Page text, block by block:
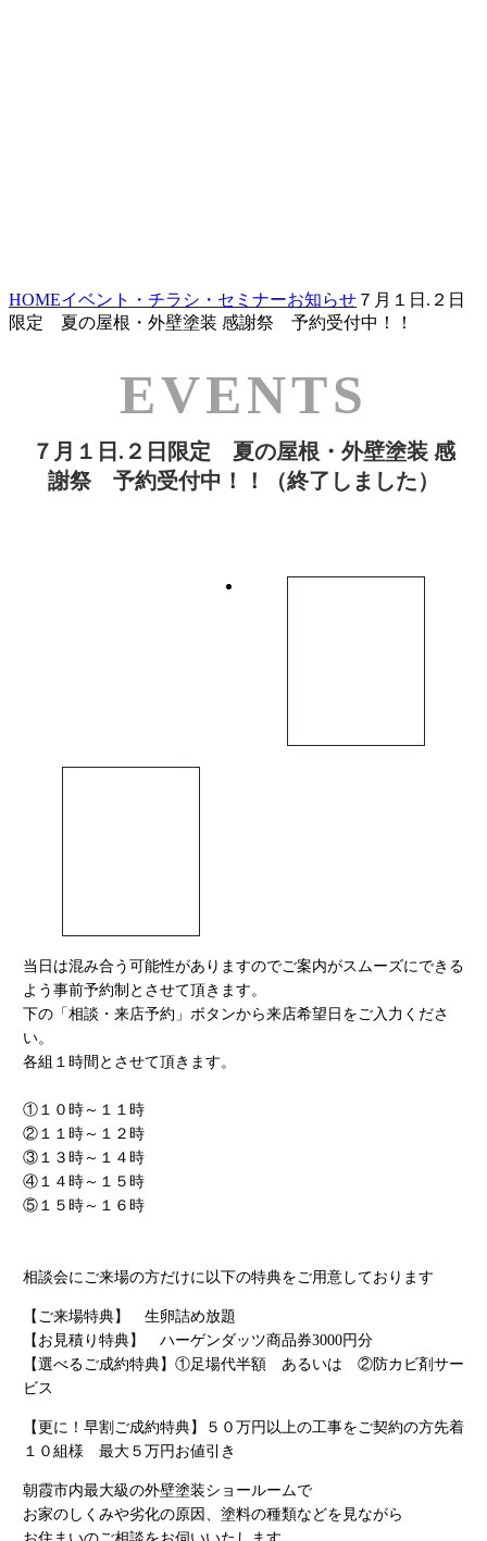
HOMEイベント・チラシ・セミナーお知らせ ７月１日.２日
限定 夏の屋根・外壁塗装 感謝祭 予約受付中！！
７月１日.２日限定 夏の屋根・外壁塗装 感
謝祭 予約受付中！！（終了しました）
当日は混み合う可能性がありますのでご案内がスムーズにできる
よう事前予約制とさせて頂きます。
下の「相談・来店予約」ボタンから来店希望日を ご入力くださ
い。
各組１時間とさせて頂きます。
①１０時～１１時
②１１時～１２時
③１３時～１４時
④１４時～１５時
⑤１５時～１６時
相談会にご来場の方だけに以下の特典をご用意しております
【ご来場特典】 生卵詰め放題
【お見積り特典】 ハーゲンダッツ商品券3000円分
【選べるご成約特典】①足場代半額 あるいは ②防カビ剤サー
ビス
【更に！早割ご成約特典】５０万円以上の工事をご契約の方先着
１０組様 最大５万円お値引き
朝霞市内最大級の外壁塗装ショールームで
お家のしくみや劣化の原因、塗料の種類などを見ながら